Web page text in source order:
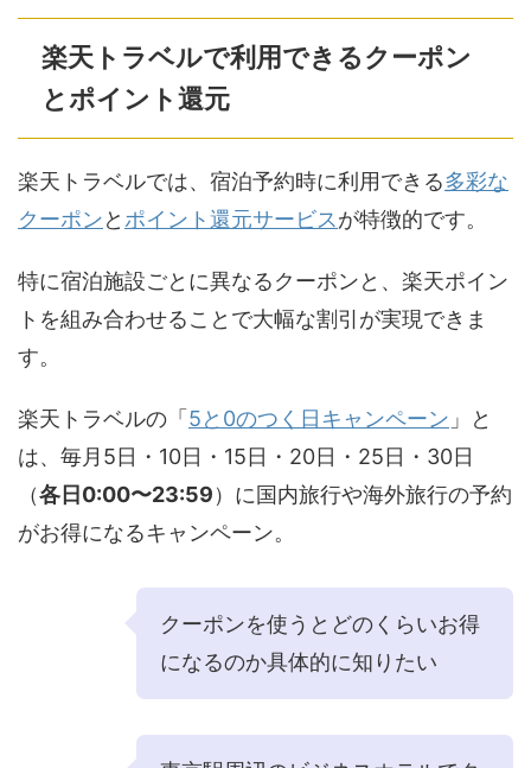
楽天トラベルで利用できるクーポン
とポイント還元
楽天トラベルでは、宿泊予約時に利用できる多彩な
クーポンと ポイント還元サービスが特徴的です。
特に宿泊施設ごとに異なるクーポンと、楽天ポイン
トを組み合わせることで大幅な割引が実現できま
す。
楽天トラベルの「 5と0のつく日キャンペーン 」と
は、毎月5日・10日・15日・20日・25日・30日
（各日0:00〜23:59）に国内旅行や海外旅行の予約
がお得になるキャンペーン。
クーポンを使うとどのくらいお得
になるのか具体的に知りたい